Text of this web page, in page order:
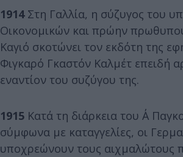
1914 Στη Γαλλία, η σύζυγος του
Οικονομικών και πρώην
Καγιό σκοτώνει τον εκδότη της
Φιγκαρό Γκαστόν Καλμέτ επειδή
εναντίον του συζύγου της.
1915 Κατά τη διάρκεια του Α΄
σύμφωνα με καταγγελίες, οι
υποχρεώνουν τους αιχμαλώτους